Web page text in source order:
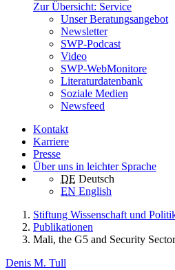
Zur Übersicht: Service
Unser Beratungsangebot
Newsletter
SWP-Podcast
Video
SWP-WebMonitore
Literaturdatenbank
Soziale Medien
Newsfeed
Kontakt
Karriere
Presse
Über uns in leichter Sprache
DE Deutsch
EN English
Stiftung Wissenschaft und
Publikationen
Mali, the G5 and Security
Denis M. Tull